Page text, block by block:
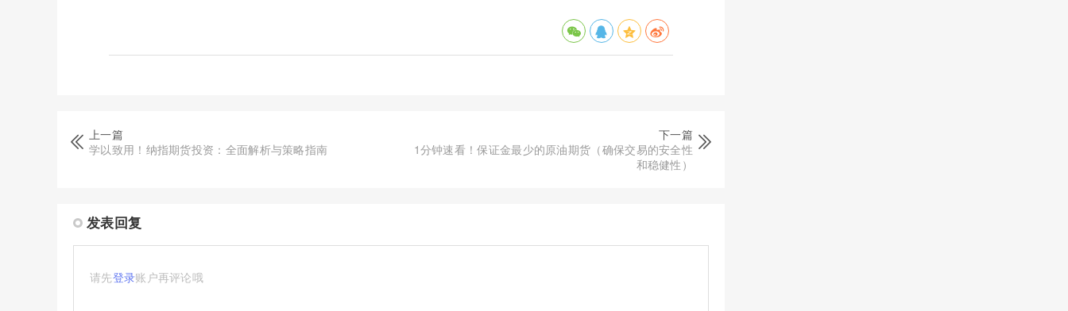
上一篇
学以致用！纳指期货投资：全面解析与策略指南
下一篇
1分钟速看！保证金最少的原油期货（确保交易的安全性
和稳健性）
发表回复
请先登录账户再评论哦